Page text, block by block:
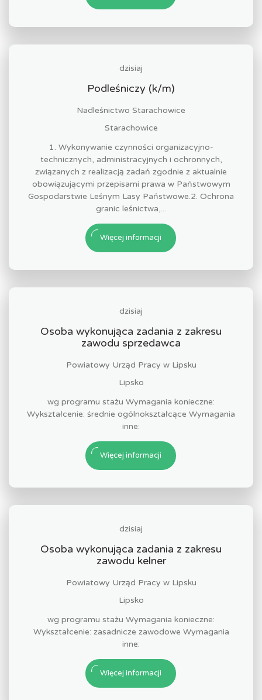
dzisiaj
Podleśniczy (k/m)
Nadleśnictwo Starachowice
Starachowice
1. Wykonywanie czynności organizacyjno-
technicznych, administracyjnych i ochronnych,
związanych z realizacją zadań zgodnie z aktualnie
obowiązującymi przepisami prawa w Państwowym
Gospodarstwie Leśnym Lasy Państwowe.2. Ochrona
granic leśnictwa,...
Więcej informacji
dzisiaj
Osoba wykonująca zadania z zakresu
zawodu sprzedawca
Powiatowy Urząd Pracy w Lipsku
Lipsko
wg programu stażu Wymagania konieczne:
Wykształcenie: średnie ogólnokształcące Wymagania
inne:
Więcej informacji
dzisiaj
Osoba wykonująca zadania z zakresu
zawodu kelner
Powiatowy Urząd Pracy w Lipsku
Lipsko
wg programu stażu Wymagania konieczne:
Wykształcenie: zasadnicze zawodowe Wymagania
inne:
Więcej informacji